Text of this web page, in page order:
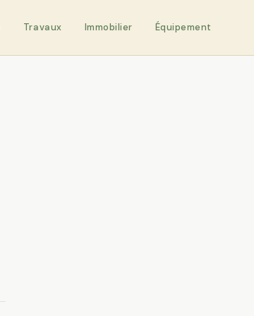
Travaux Immobilier Équipement